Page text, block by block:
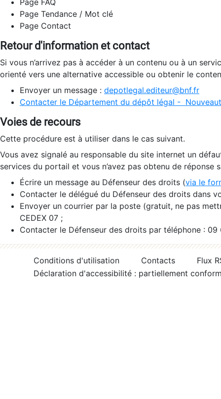
Page FAQ
Page Tendance / Mot clé
Page Contact
Retour d'information et contact
Si vous n’arrivez pas à accéder à un contenu ou à un
orienté vers une alternative accessible ou obtenir le
Envoyer un message : depotlegal.editeur@bnf.fr
Contacter le Département du dépôt légal -
Voies de recours
Cette procédure est à utiliser dans le cas suivant.
Vous avez signalé au responsable du site internet un
services du portail et vous n’avez pas obtenu de réponse
Écrire un message au Défenseur des droits (via le
Contacter le délégué du Défenseur des droits dans
Envoyer un courrier par la poste (gratuit, ne pas
CEDEX 07 ;
Contacter le Défenseur des droits par téléphone :
Conditions d'utilisation Contacts
Flux
Déclaration d'accessibilité : partiellement